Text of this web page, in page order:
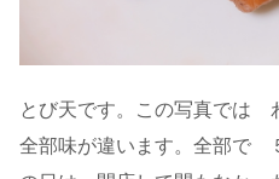
とび天です。この写真では
全部味が違います。全部で